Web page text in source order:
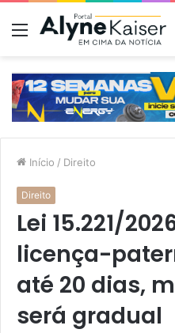
Menu
Início / Direito
Direito
Lei 15.221/
licença-
até 20 dias,
será gradual